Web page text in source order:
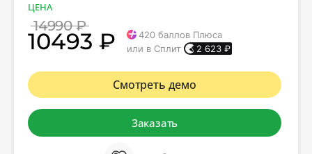
ЦЕНА
14990 ₽
10493 ₽ 420 баллов Плюса
или в Сплит
2 623 ₽
Смотреть демо
Заказать